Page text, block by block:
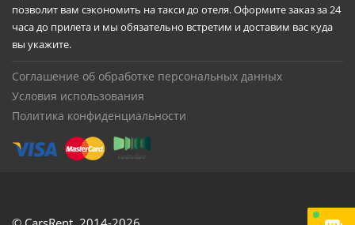
позволит вам сэкономить на такси до отеля. Оформите заказ за 24
часа до прилета и мы обязательно встретим и доставим вас куда
вы укажите.
Соглашение об обработке персональных данных
Условия использования
Политика конфиденциальности